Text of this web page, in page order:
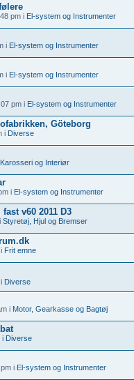
pm i El-system og Instrumenter
i El-system og Instrumenter
i El-system og Instrumenter
pm i El-system og Instrumenter
Göteborg
i Diverse
Karosseri og Interiør
i El-system og Instrumenter
v60 2011 D3
Styretøj, Hjul og Bremser
Frit emne
Diverse
i Motor, Gearkasse og Bagtøj
i Diverse
i El-system og Instrumenter